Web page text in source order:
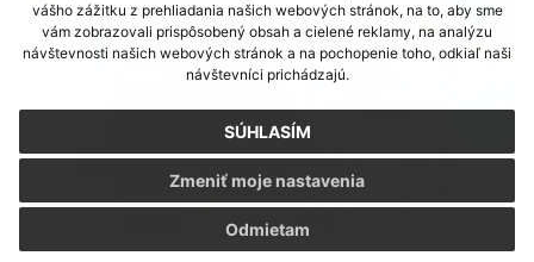
vášho zážitku z prehliadania našich webových stránok, na to, aby sme
vám zobrazovali prispôsobený obsah a cielené reklamy, na analýzu
návštevnosti našich webových stránok a na pochopenie toho, odkiaľ naši
návštevníci prichádzajú.
SÚHLASÍM
Odmietam
Zmeniť moje nastavenia